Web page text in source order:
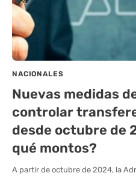
NACIONALES
Nuevas medidas
controlar
desde octubre de
qué montos?
A partir de octubre de 2024, la